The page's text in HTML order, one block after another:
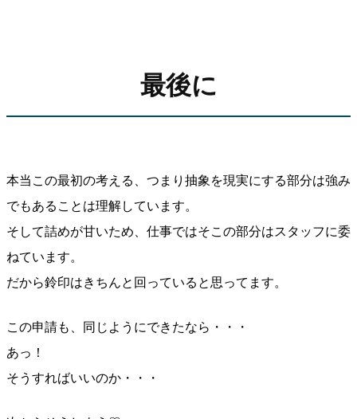
最後に
本当この最初の考える、つまり抽象を現実にする部分は強み
でもあることは理解しています。
そして詰めが甘いため、仕事ではそこの部分はスタッフに委
ねています。
だから鈴印はきちんと回っていると思ってます。
この申請も、同じようにできたなら・・・
あっ！
そうすればいいのか・・・